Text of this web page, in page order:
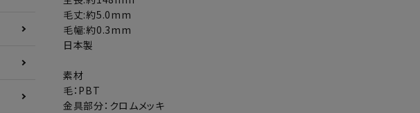
毛丈:約5.0mm
毛幅:約0.3mm
日本製
素材
毛：PBT
金具部分：クロムメッキ